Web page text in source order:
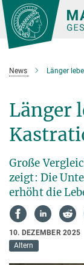
Hauptinhalt
News Länger
Länger
Große
zeigt: Die
erhöht die
10. DEZEMBER 2025
Altern